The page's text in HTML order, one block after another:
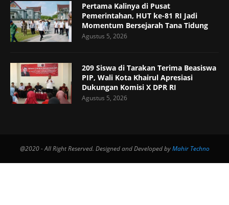
Pertama Kalinya di Pusat
Pemerintahan, HUT ke-81 RI Jadi
Momentum Bersejarah Tana Tidung
Agustus 5, 2026
209 Siswa di Tarakan Terima Beasiswa
PIP, Wali Kota Khairul Apresiasi
Dukungan Komisi X DPR RI
Agustus 5, 2026
@2020 - All Right Reserved. Designed and Developed byMahir Techno